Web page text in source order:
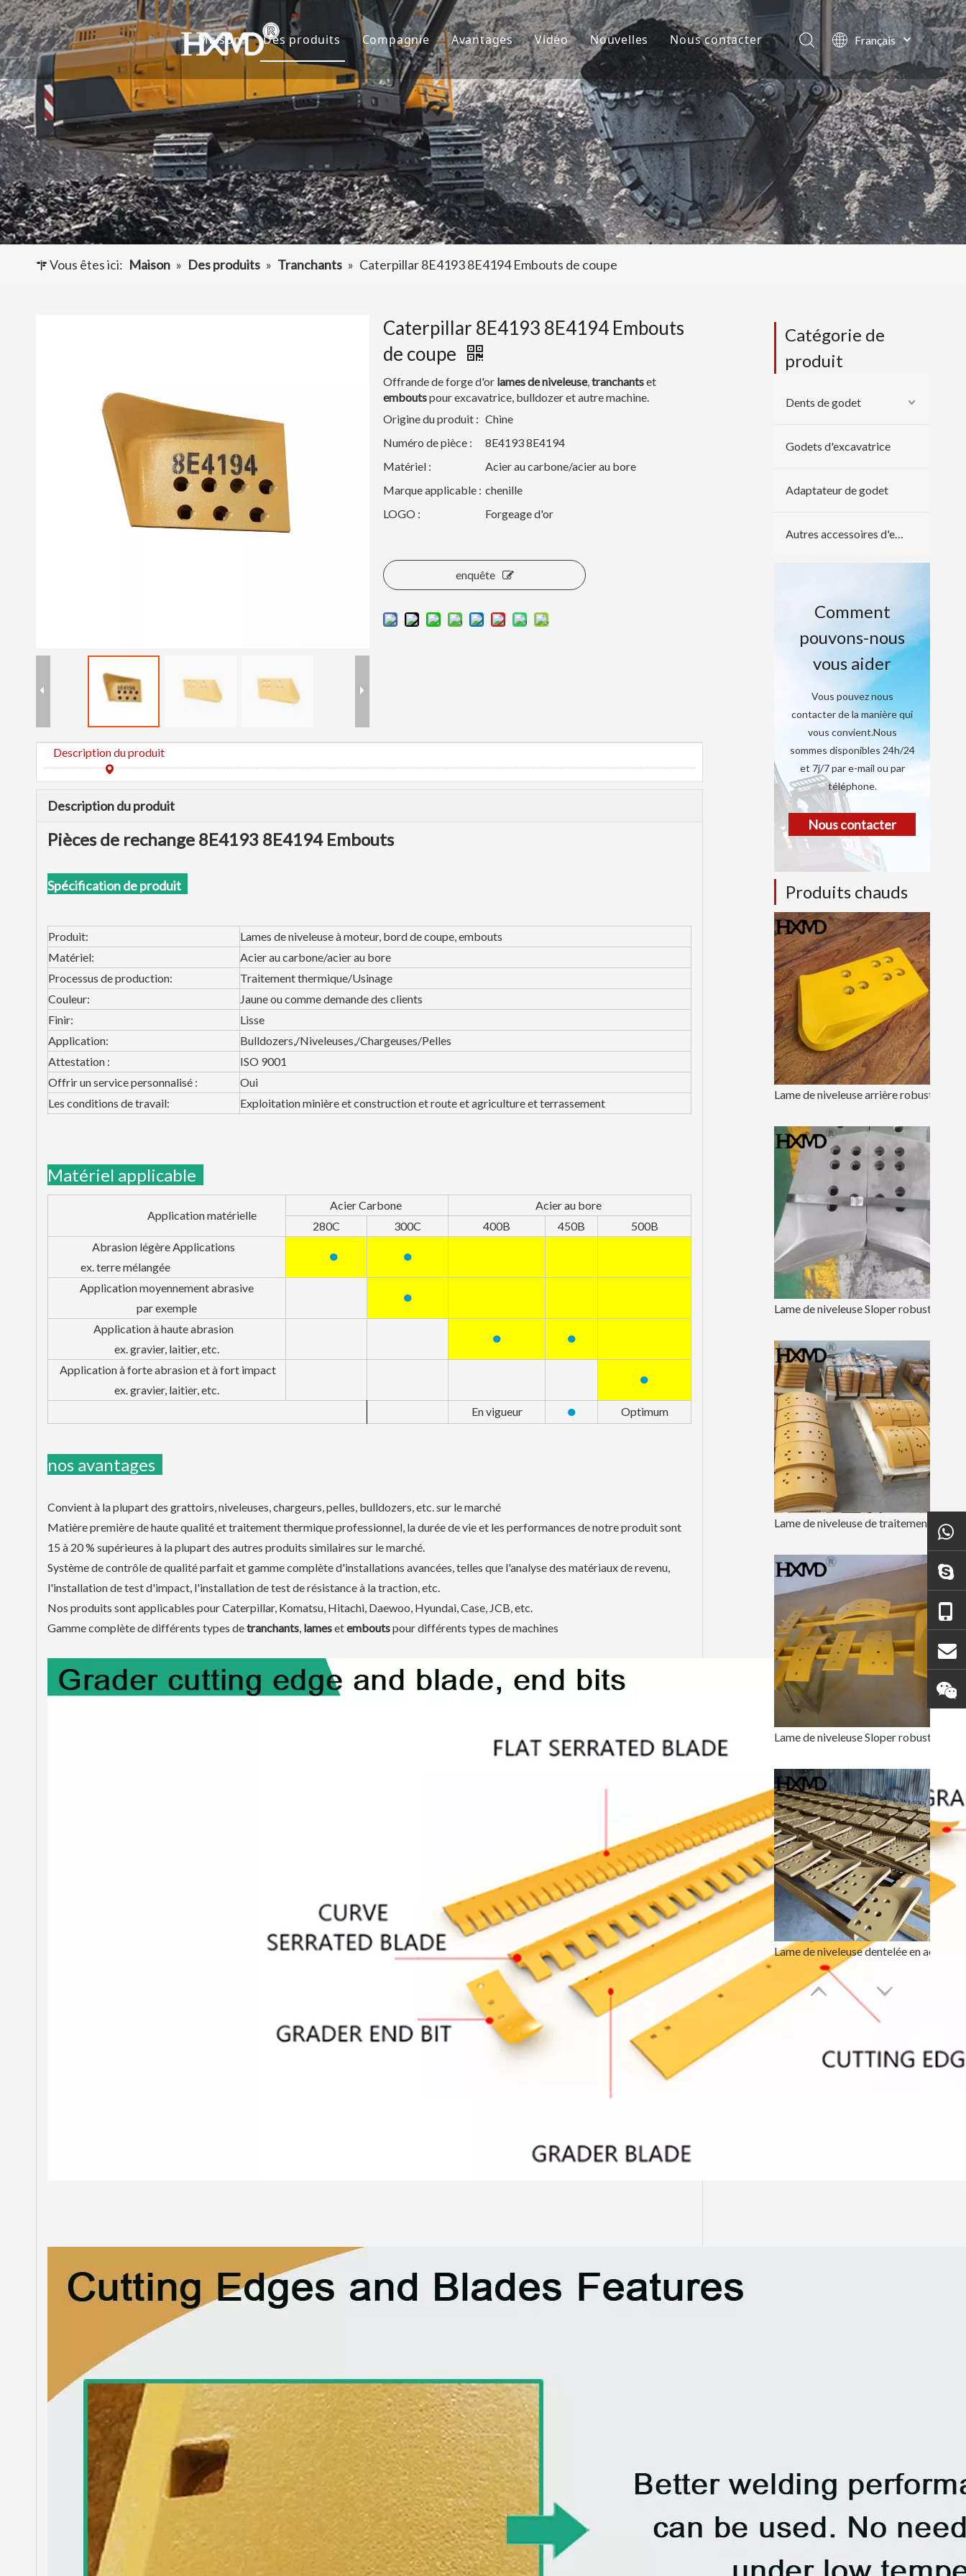
Maison Des produits
Dents de godet
Godet d'excavatrice
Adaptateur de dents de godet
Autres accessoires d'excavatrice
Compagnie
À propos de nous
Culture
FAQ
Avantages
R&D
Production
Service
Vidéo Nouvelles
Nouvelles de la société
Projets
Nous contacter
Français
English
العربية
Pусский
Español
Português
Vous êtes ici: Maison » Des produits » Tranchants » Caterpillar 8E4193 8E4194 Embouts de coupe
Caterpillar 8E4193 8E4194 Embouts
de coupe
Offrande de forge d'or lames de niveleuse,tranchantset
emboutspour excavatrice, bulldozer et autre machine.
Origine du produit : Chine
Numéro de pièce :
8E4193 8E4194
Matériel :
Acier au carbone/acier au bore
Marque applicable : chenille
LOGO :
Forgeage d'or
enquête
Description du produit
Description du produit
Pièces de rechange 8E4193 8E4194 Embouts
Spécification de produit
Produit:
Lames de niveleuse à moteur, bord de coupe, embouts
Matériel:
Acier au carbone/acier au bore
Processus de production:
Traitement thermique/Usinage
Couleur:
Jaune ou comme demande des clients
Finir:
Lisse
Application:
Bulldozers,/Niveleuses,/Chargeuses/Pelles
Attestation :
ISO 9001
Offrir un service personnalisé :
Oui
Les conditions de travail:
Exploitation minière et construction et route et agriculture et terrassement
Matériel applicable
Application matérielle
Acier Carbone
Acier au bore
280C
300C 400B 450B
500B
Abrasion légère Applications
ex. terre mélangée
● ●
Application moyennement abrasive
par exemple
●
Application à haute abrasion
ex. gravier, laitier, etc.
● ●
Application à forte abrasion et à fort impact
ex. gravier, laitier, etc.
●
En vigueur ● Optimum
nos avantages
Convient à la plupart des grattoirs, niveleuses, chargeurs, pelles, bulldozers, etc. sur le marché
Matière première de haute qualité et traitement thermique professionnel, la durée de vie et les performances de notre produit sont
15 à 20 % supérieures à la plupart des autres produits similaires sur le marché.
Système de contrôle de qualité parfait et gamme complète d'installations avancées, telles que l'analyse des matériaux de revenu,
l'installation de test d'impact, l'installation de test de résistance à la traction, etc.
Nos produits sont applicables pour Caterpillar, Komatsu, Hitachi, Daewoo, Hyundai, Case, JCB, etc.
Gamme complète de différents types detranchants, lamesetemboutspour différents types de machines
Catégorie de
produit
Dents de godet
Godets d'excavatrice
Adaptateur de godet
Autres accessoires d'excavatrice
Comment
pouvons-nous
vous aider
Vous pouvez nous
contacter de la manière qui
vous convient.Nous
sommes disponibles 24h/24
et 7j/7 par e-mail ou par
téléphone.
Nous contacter
Produits chauds
Lame de niveleuse de traitement thermique 19 mm pour tracteur sous-compact 5D9553